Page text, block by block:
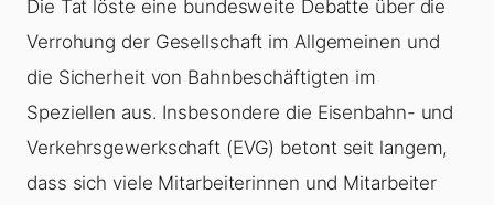
Die Tat löste eine bundesweite Debatte über die
Verrohung der Gesellschaft im Allgemeinen und
die Sicherheit von Bahnbeschäftigten im
Speziellen aus. Insbesondere die Eisenbahn- und
Verkehrsgewerkschaft (EVG) betont seit langem,
dass sich viele Mitarbeiterinnen und Mitarbeiter